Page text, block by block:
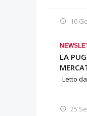
10
LA
Letto
25